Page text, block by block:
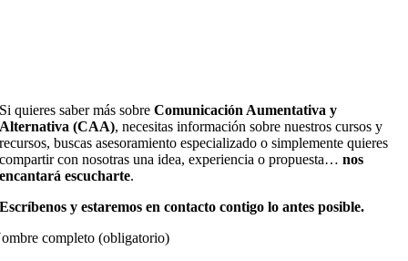
Si quieres saber más sobreComunicación Aumentativa y
Alternativa (CAA), necesitas información sobre nuestros cursos y
recursos, buscas asesoramiento especializado o simplemente quieres
compartir con nosotras una idea, experiencia o propuesta…nos
encantará escucharte.
Escríbenos y estaremos en contacto contigo lo antes posible.
completo (obligatorio)